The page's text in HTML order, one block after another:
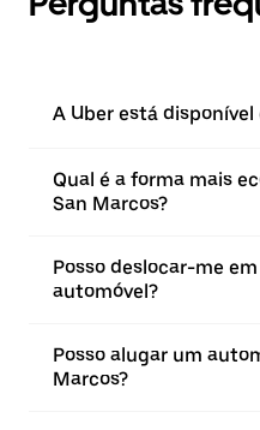
A Uber está disponível
Qual é a forma mais
San Marcos?
Posso deslocar-me
automóvel?
Posso alugar um
Marcos?